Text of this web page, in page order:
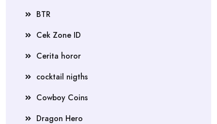
BTR
Cek Zone ID
Cerita horor
cocktail nigths
Cowboy Coins
Dragon Hero